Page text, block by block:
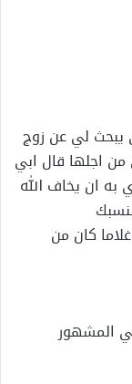
يبحث لي عن زوج
اجلها قال ابي
ان يخاف الله
كان من
المشهور